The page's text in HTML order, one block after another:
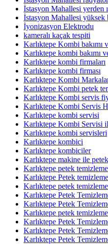
İstasyon Mahallesi yerden
İstasyon Mahallesi yüksek
İyonizasyon Elektrodu
kameralı kaçak tespiti
Karlıktepe Kombi bakımı
Karlıktepe kombi bakımı
Karlıktepe kombi firmaları
Karlıktepe kombi firması
Karlıktepe Kombi
Karlıktepe Kombi petek
Karlıktepe Kombi servis
Karlıktepe Kombi Servis
Karlıktepe kombi servisi
Karlıktepe Kombi Servisi
Karlıktepe kombi servisleri
Karlıktepe kombici
Karlıktepe kombiciler
Karlıktepe makine ile
Karlıktepe petek temizleme
Karlıktepe Petek
Karlıktepe petek
Karlıktepe Petek
Karlıktepe Petek
Karlıktepe petek
Karlıktepe Petek
Karlıktepe Petek
Karlıktepe Petek